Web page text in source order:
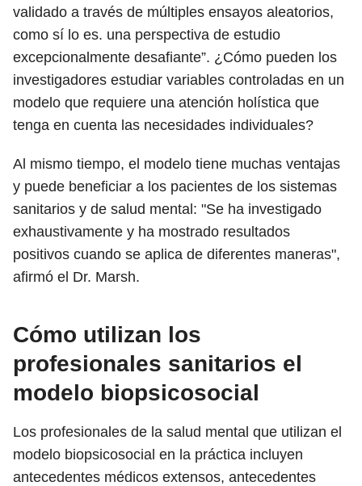
validado a través de múltiples ensayos aleatorios,
como sí lo es. una perspectiva de estudio
excepcionalmente desafiante”. ¿Cómo pueden los
investigadores estudiar variables controladas en un
modelo que requiere una atención holística que
tenga en cuenta las necesidades individuales?
Al mismo tiempo, el modelo tiene muchas ventajas
y puede beneficiar a los pacientes de los sistemas
sanitarios y de salud mental: "Se ha investigado
exhaustivamente y ha mostrado resultados
positivos cuando se aplica de diferentes maneras",
afirmó el Dr. Marsh.
Cómo utilizan los
profesionales sanitarios el
modelo biopsicosocial
Los profesionales de la salud mental que utilizan el
modelo biopsicosocial en la práctica incluyen
antecedentes médicos extensos, antecedentes